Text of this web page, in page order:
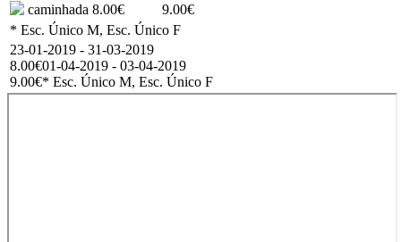
caminhada 8.00€
9.00€
* Esc. Único M, Esc. Único F
23-01-2019 - 31-03-2019
8.00€01-04-2019 - 03-04-2019
9.00€* Esc. Único M, Esc. Único F